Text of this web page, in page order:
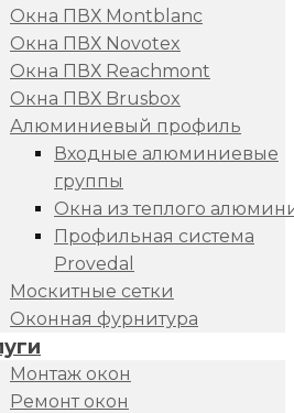
Окна ПВХ Montblanc
Окна ПВХ Novotex
Окна ПВХ Reachmont
Окна ПВХ Brusbox
Алюминиевый профиль
Входные алюминиевые
группы
Окна из теплого
Профильная система
Provedal
Москитные сетки
Оконная фурнитура
Монтаж окон
Ремонт окон